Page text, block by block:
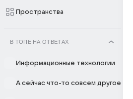
Пространства
В ТОПЕ НА ОТВЕТАХ
Информационные технологии
А сейчас что-то совсем другое